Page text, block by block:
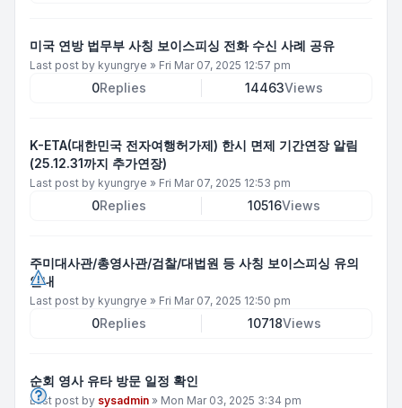
미국 연방 법무부 사칭 보이스피싱 전화 수신 사례 공유
Last post by kyungrye » Fri Mar 07, 2025 12:57 pm
0Replies 14463Views
K-ETA(대한민국 전자여행허가제) 한시 면제 기간연장 알림
(25.12.31까지 추가연장)
Last post by kyungrye » Fri Mar 07, 2025 12:53 pm
0Replies 10516Views
주미대사관/총영사관/검찰/대법원 등 사칭 보이스피싱 유의
안내
Last post by kyungrye » Fri Mar 07, 2025 12:50 pm
0Replies 10718Views
순회 영사 유타 방문 일정 확인
Last post by sysadmin » Mon Mar 03, 2025 3:34 pm